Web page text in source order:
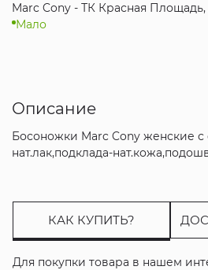
Marc Cony - ТК Красная Площадь,
Мало
Описание
Босоножки Marc Cony женские с
нат.лак,подклада-
КАК КУПИТЬ?
Для покупки товара в нашем